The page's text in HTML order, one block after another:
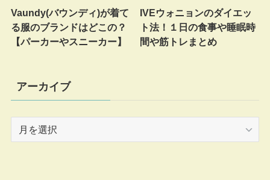
Vaundy(バウンディ)が着て
る服のブランドはどこの？
【パーカーやスニーカー】
IVEウォニョンのダイエッ
ト法！１日の食事や睡眠時
間や筋トレまとめ
アーカイブ